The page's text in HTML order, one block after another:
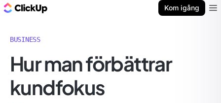
Kom igång
BUSINESS
Hur man förbättrar
kundfokus